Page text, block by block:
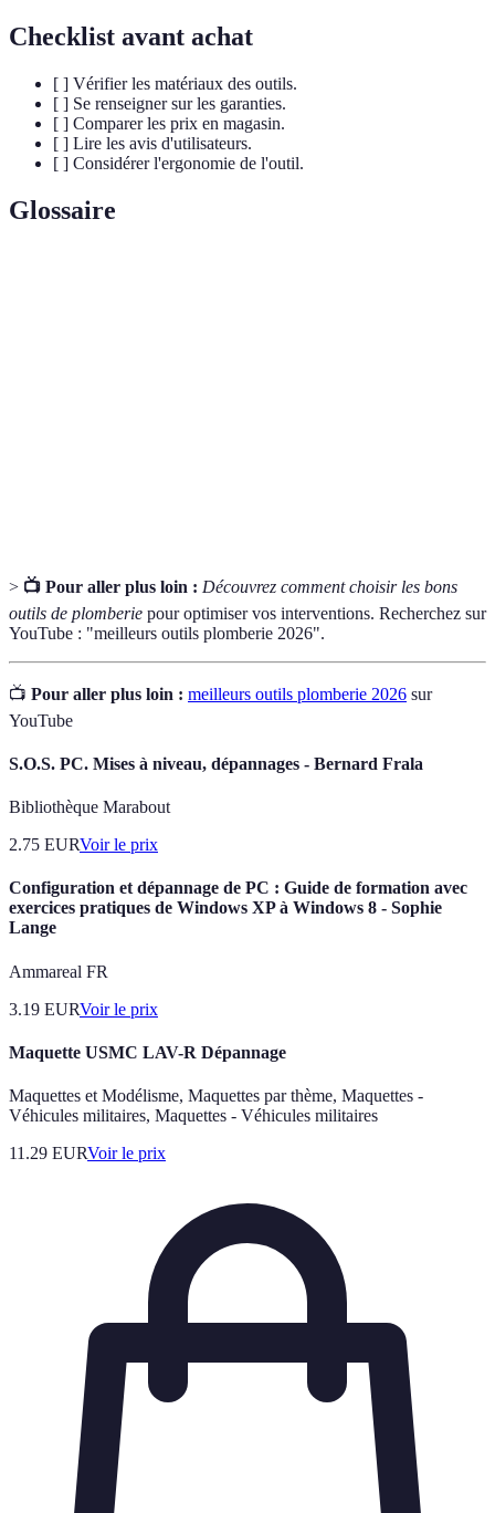
Checklist avant achat
[ ] Vérifier les matériaux des outils.
[ ] Se renseigner sur les garanties.
[ ] Comparer les prix en magasin.
[ ] Lire les avis d'utilisateurs.
[ ] Considérer l'ergonomie de l'outil.
Glossaire
> 📺 Pour aller plus loin : Découvrez comment choisir les bons
outils de plomberie pour optimiser vos interventions. Recherchez sur
YouTube : "meilleurs outils plomberie 2026".
📺 Pour aller plus loin : meilleurs outils plomberie 2026 sur
YouTube
S.O.S. PC. Mises à niveau, dépannages - Bernard Frala
Bibliothèque Marabout
2.75 EURVoir le prix
Configuration et dépannage de PC : Guide de formation avec
exercices pratiques de Windows XP à Windows 8 - Sophie
Lange
Ammareal FR
3.19 EURVoir le prix
Maquette USMC LAV-R Dépannage
Maquettes et Modélisme, Maquettes par thème, Maquettes -
Véhicules militaires, Maquettes - Véhicules militaires
11.29 EURVoir le prix